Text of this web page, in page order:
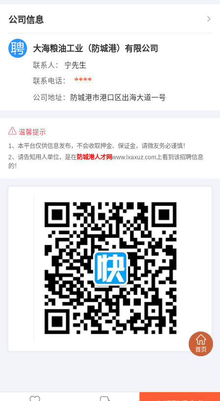
公司信息
大海粮油工业（防城港）有限公司
联系人： 宁先生
联系电话： ****
公司地址： 防城港市港口区出海大道一号
温馨提示
1、本平台仅供信息发布，不会收取押金、保证金，请微友务必谨慎！
2、请告知用人单位，是在防城港人才网www.lxaxuz.com上看到该招聘信息
的！